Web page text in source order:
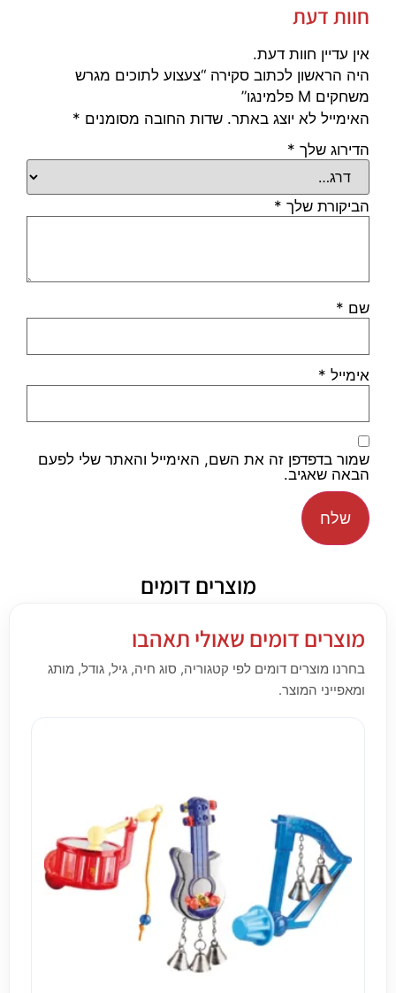
חוות דעת
אין עדיין חוות דעת.
היה הראשון לכתוב סקירה “צעצוע לתוכים מגרש
משחקים M פלמינגו”
האימייל לא יוצג באתר. שדות החובה מסומנים *
הדירוג שלך *
הביקורת שלך *
שם *
אימייל *
שמור בדפדפן זה את השם, האימייל והאתר שלי לפעם
הבאה שאגיב.
מוצרים דומים
מוצרים דומים שאולי תאהבו
בחרנו מוצרים דומים לפי קטגוריה, סוג חיה, גיל, גודל, מותג
ומאפייני המוצר.